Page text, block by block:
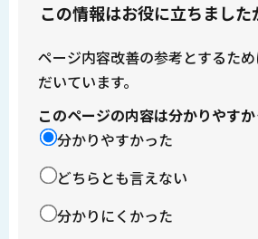
この情報はお役に立ちました
ページ内容改善の参考とするた
だいています。
このページの内容は分かりやす
分かりやすかった
どちらとも言えない
分かりにくかった